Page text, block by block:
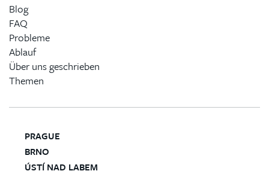
Blog
FAQ
Probleme
Ablauf
Über uns geschrieben
Themen
PRAGUE
BRNO
ÚSTÍ NAD LABEM